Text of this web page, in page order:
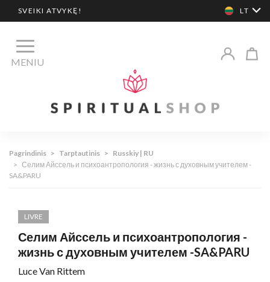
SVEIKI ATVYKĘ! LT
MENIU
Pagrindinis > Tarptautinis > Russkiy | RU
> Селим Айссель и психоантропология - жизнь с духовным учителем -
SA&PARU
LIVRE
Селим Айссель и психоантропология -
жизнь с духовным учителем -SA&PARU
Luce Van Rittem